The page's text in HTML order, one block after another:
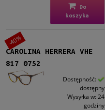
Do
koszyka
CAROLINA HERRERA VHE
817 0752
Dostępność:
dostępny
Wysyłka w: 24
godziny
-40%